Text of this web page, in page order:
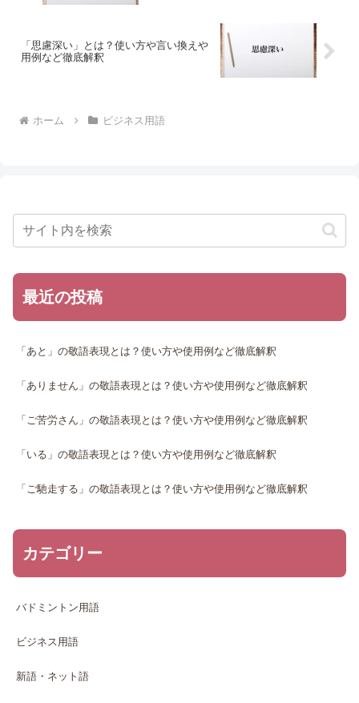
「思慮深い」とは？使い方や言い換えや
用例など徹底解釈
ホーム ビジネス用語
最近の投稿
「あと」の敬語表現とは？使い方や使用例など徹底解釈
「ありません」の敬語表現とは？使い方や使用例など徹底解釈
「ご苦労さん」の敬語表現とは？使い方や使用例など徹底解釈
「いる」の敬語表現とは？使い方や使用例など徹底解釈
「ご馳走する」の敬語表現とは？使い方や使用例など徹底解釈
カテゴリー
バドミントン用語
ビジネス用語
新語・ネット語